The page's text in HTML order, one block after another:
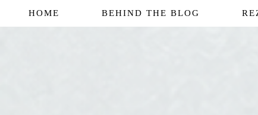
HOME BEHIND THE BLOG